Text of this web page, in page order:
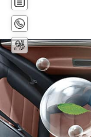
أسعار
اتصل
بنا
حجز
الخدمة